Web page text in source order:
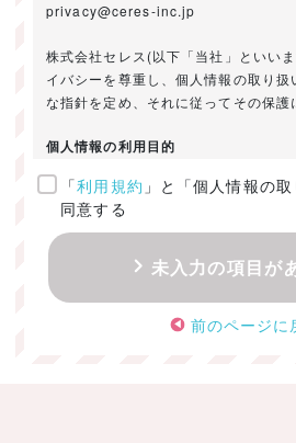
privacy@ceres-inc.jp
株式会社セレス(以下「当社」といい
イバシーを尊重し、個人情報の取り扱
な指針を定め、それに従ってその保護
個人情報の利用目的
ご提供いただきました個人情報は、
たします。
・お問い合わせに対する回答及び資料
・当社のお客様向けサービスの提供
・本人確認
・サービスの開発・改善のための分析
「利用規約 」と「個人情報の
同意する
未入力の項目が
前のページに